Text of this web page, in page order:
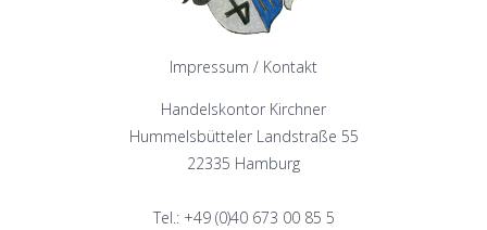
Impressum / Kontakt
Handelskontor Kirchner
Hummelsbütteler Landstraße 55
22335 Hamburg
Tel.: +49 (0)40 673 00 85 5